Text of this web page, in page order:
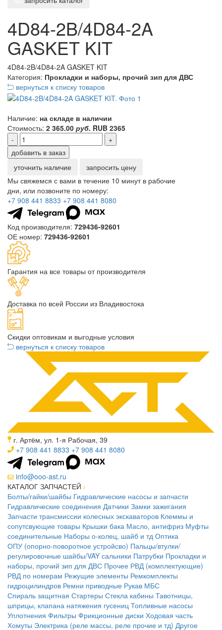
4D84-2B/4D84-2A
GASKET KIT
4D84-2B/4D84-2A GASKET KIT
Категория: Прокладки и наборы, прочий зип для ДВС
вернуться к списку товаров
Наличие: на складе в наличии
Стоимость: 2 365.00 руб. RUB 2365
-
+
добавить в заказ
уточнить наличие
запросить цену
Мы свяжемся с вами в течение 10 минут в рабочие
дни, или позвоните по номеру:
+7 908 441 8833 +7 908 441 8080
Код производителя: 729436-92601
ОЕ номер: 729436-92601
Гарантия на все товары от производителя
Доставка по всей России из Владивостока
Скидки оптовикам и выгодные условия
вернуться к списку товаров
г. Артём, ул. 1-я Рабочая, 39
+7 908 441 8833 +7 908 441 8080
info@ooo-ast.ru
КАТАЛОГ ЗАПЧАСТЕЙ
Болты/гайки/шайбы Гидравлические насосы и запчасти
Гидравлические соединения Датчики Замки зажигания
Запчасти трансмиссии колесных экскаваторов Клеммы и
сопутсвующие товары Крышки бака Масло, антифриз Муфты
соединительные Наборы о-колец, шайб и тд Оптика
ОПУ (опорно-поворотное устройсво) Пальцы/втулки/
регулировочные шайбы/VAY сальники Патрубки Прокладки и
наборы, прочий зип для ДВС Прочее РВД (комплектующие)
РВД по номерам Режущие элементы Ремкомплекты
гидроцилиндров Ремни приводные Рукав МБС
Спираль защитная Стартеры Стекла кабины Тавотницы,
шприцы, клапана натяжения гусениц Топливные насосы
Уплотнения Фильтры Фрикционные диски Ходовая часть
Хомуты Электрика (реле массы, реле прочие и тд) Другое